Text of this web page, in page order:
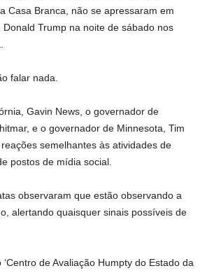
Casa Branca, não se apressaram em
Trump na noite de sábado nos
falar nada.
Gavin News, o governador de
e o governador de Minnesota, Tim
semelhantes às atividades de
postos de mídia social.
observaram que estão observando a
alertando quaisquer sinais possíveis de
de Avaliação Humpty do Estado da